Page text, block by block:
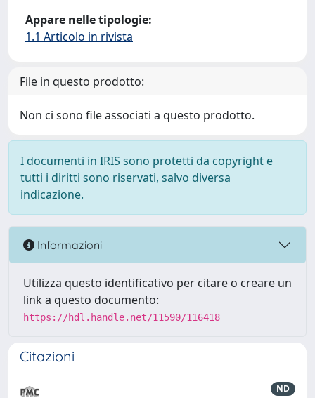
Appare nelle tipologie:
1.1 Articolo in rivista
File in questo prodotto:
Non ci sono file associati a questo prodotto.
I documenti in IRIS sono protetti da copyright e
tutti i diritti sono riservati, salvo diversa
indicazione.
Informazioni
Utilizza questo identificativo per citare o creare un
link a questo documento:
https://hdl.handle.net/11590/116418
Citazioni
ND